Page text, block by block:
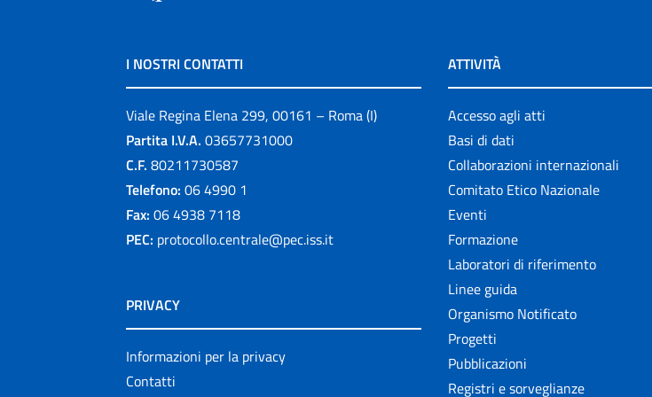
I NOSTRI CONTATTI
Viale Regina Elena 299, 00161 – Roma (I)
Partita I.V.A. 03657731000
C.F. 80211730587
Telefono: 06 4990 1
Fax: 06 4938 7118
PEC: protocollo.centrale@pec.iss.it
PRIVACY
Informazioni per la privacy
Contatti
ATTIVITÀ
Accesso agli atti
Basi di dati
Collaborazioni internazionali
Comitato Etico Nazionale
Eventi
Formazione
Laboratori di riferimento
Linee guida
Organismo Notificato
Progetti
Pubblicazioni
Registri e sorveglianze